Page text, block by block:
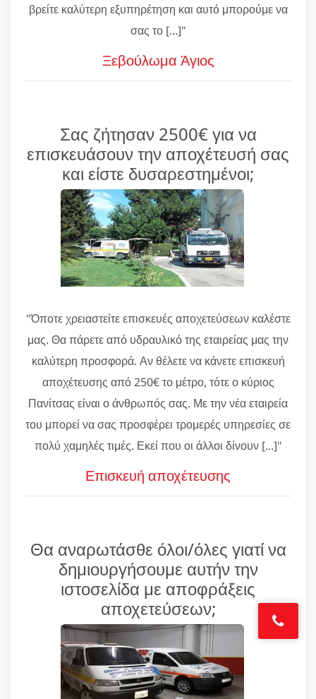
βρείτε καλύτερη εξυπηρέτηση και αυτό μπορούμε να
σας το [...]"
Ξεβούλωμα Άγιος
Σας ζήτησαν 2500€ για να
επισκευάσουν την αποχέτευσή σας
και είστε δυσαρεστημένοι;
"Όποτε χρειαστείτε επισκευές αποχετεύσεων καλέστε
μας. Θα πάρετε από υδραυλικό της εταιρείας μας την
καλύτερη προσφορά. Αν θέλετε να κάνετε επισκευή
αποχέτευσης από 250€ το μέτρο, τότε ο κύριος
Πανίτσας είναι ο άνθρωπός σας. Με την νέα εταιρεία
του μπορεί να σας προσφέρει τρομερές υπηρεσίες σε
πολύ χαμηλές τιμές. Εκεί που οι άλλοι δίνουν [...]"
Επισκευή αποχέτευσης
Θα αναρωτάσθε όλοι/όλες γιατί να
δημιουργήσουμε αυτήν την
ιστοσελίδα με αποφράξεις
αποχετεύσεων;